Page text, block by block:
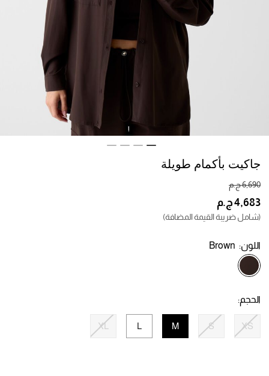
جاكيت بأكمام طويلة
(شامل ضريبة القيمة المضافة)
اللون:Brown
الحجم:
XS
M
XL